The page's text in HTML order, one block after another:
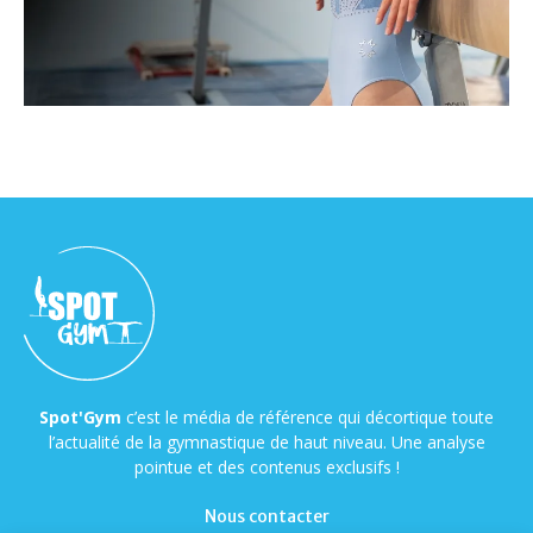
Spot'Gym c’est le média de référence qui décortique toute
l’actualité de la gymnastique de haut niveau. Une analyse
pointue et des contenus exclusifs !
Nous contacter